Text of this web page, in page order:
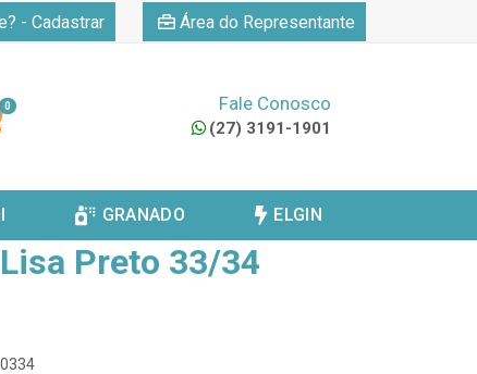
- Cadastrar Área do Representante
0 Fale Conosco
(27) 3191-1901
GRANADO ELGIN
VOLTAR
Preto 33/34